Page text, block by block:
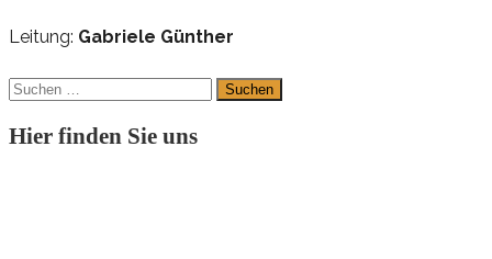
Leitung: Gabriele Günther
Suchen
Hier finden Sie uns